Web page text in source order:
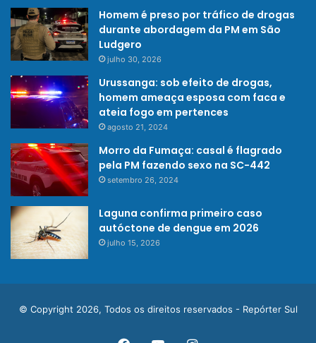
Homem é preso por tráfico de drogas
durante abordagem da PM em São
Ludgero
julho 30, 2026
Urussanga: sob efeito de drogas,
homem ameaça esposa com faca e
ateia fogo em pertences
agosto 21, 2024
Morro da Fumaça: casal é flagrado
pela PM fazendo sexo na SC-442
setembro 26, 2024
Laguna confirma primeiro caso
autóctone de dengue em 2026
julho 15, 2026
© Copyright 2026, Todos os direitos reservados - Repórter Sul